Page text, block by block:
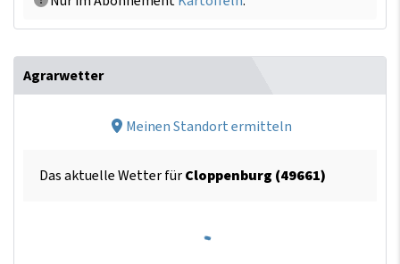
Agrarwetter
Meinen Standort ermitteln
Das aktuelle Wetter fürCloppenburg (49661)